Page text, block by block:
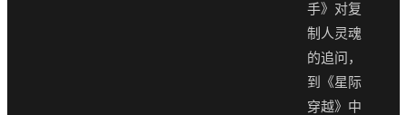
手》对复
制人灵魂
的追问，
到《星际
穿越》中